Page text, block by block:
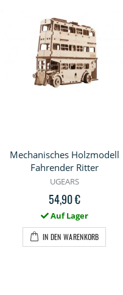
Mechanisches Holzmodell
Fahrender Ritter
UGEARS
54,90 €
Auf Lager
IN DEN WARENKORB